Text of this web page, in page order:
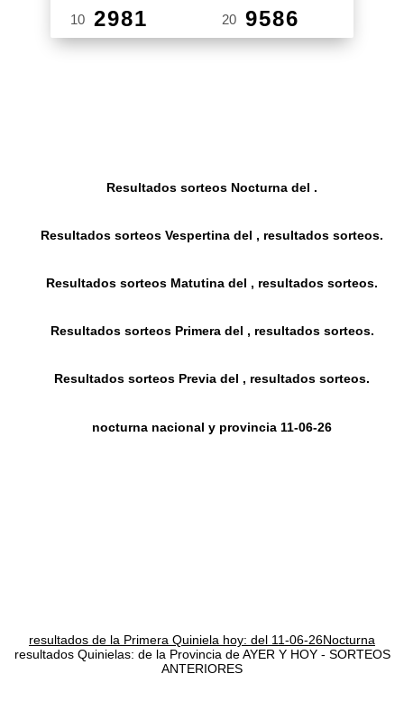
10 2981 20 9586
Resultados sorteos Nocturna del .
Resultados sorteos Vespertina del , resultados sorteos.
Resultados sorteos Matutina del , resultados sorteos.
Resultados sorteos Primera del , resultados sorteos.
Resultados sorteos Previa del , resultados sorteos.
nocturna nacional y provincia 11-06-26
resultados de la Primera Quiniela hoy: del 11-06-26Nocturna
resultados Quinielas: de la Provincia de AYER Y HOY - SORTEOS
ANTERIORES